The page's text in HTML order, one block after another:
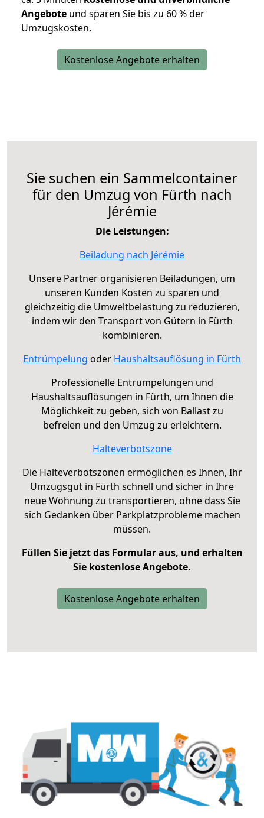
Angebote und sparen Sie bis zu 60 % der
Umzugskosten.
Kostenlose Angebote erhalten
Sie suchen ein Sammelcontainer
für den Umzug von Fürth nach
Jérémie
Die Leistungen:
Beiladung nach Jérémie
Unsere Partner organisieren Beiladungen, um
unseren Kunden Kosten zu sparen und
gleichzeitig die Umweltbelastung zu reduzieren,
indem wir den Transport von Gütern in Fürth
kombinieren.
Entrümpelung oder Haushaltsauflösung in Fürth
Professionelle Entrümpelungen und
Haushaltsauflösungen in Fürth, um Ihnen die
Möglichkeit zu geben, sich von Ballast zu
befreien und den Umzug zu erleichtern.
Halteverbotszone
Die Halteverbotszonen ermöglichen es Ihnen, Ihr
Umzugsgut in Fürth schnell und sicher in Ihre
neue Wohnung zu transportieren, ohne dass Sie
sich Gedanken über Parkplatzprobleme machen
müssen.
Füllen Sie jetzt das Formular aus, und erhalten
Sie kostenlose Angebote.
Kostenlose Angebote erhalten